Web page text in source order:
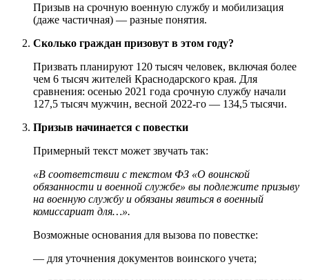
Призыв на срочную военную службу и мобилизация
(даже частичная) — разные понятия.
Сколько граждан призовут в этом году?
Призвать планируют 120 тысяч человек, включая более
чем 6 тысяч жителей Краснодарского края. Для
сравнения: осенью 2021 года срочную службу начали
127,5 тысяч мужчин, весной 2022-го — 134,5 тысячи.
Призыв начинается с повестки
Примерный текст может звучать так:
«В соответствии с текстом ФЗ «О воинской
обязанности и военной службе» вы подлежите призыву
на военную службу и обязаны явиться в военный
комиссариат для…».
Возможные основания для вызова по повестке:
— для уточнения документов воинского учета;